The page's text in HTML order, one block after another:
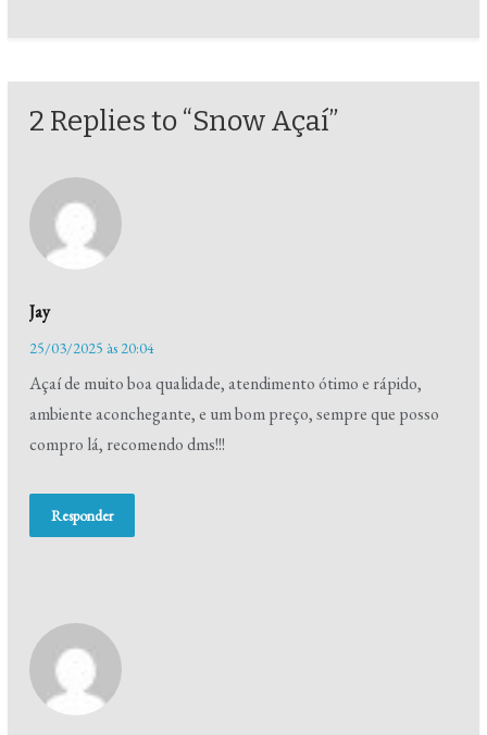
2 Replies to “Snow Açaí”
Jay
25/03/2025 às 20:04
Açaí de muito boa qualidade, atendimento ótimo e rápido,
ambiente aconchegante, e um bom preço, sempre que posso
compro lá, recomendo dms!!!
Responder